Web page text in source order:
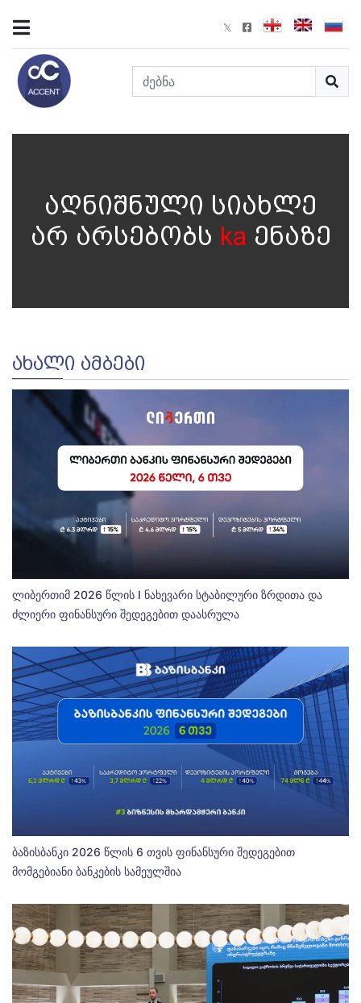
აღნიშნული სიახლე
არ არსებობს ka ენაზე
ᲐᲮᲐᲚᲘ ᲐᲛᲑᲔᲑᲘ
ლიბერთიმ 2026 წლის I ნახევარი სტაბილური ზრდითა და
ძლიერი ფინანსური შედეგებით დაასრულა
ბაზისბანკი 2026 წლის 6 თვის ფინანსური შედეგებით
მომგებიანი ბანკების სამეულშია